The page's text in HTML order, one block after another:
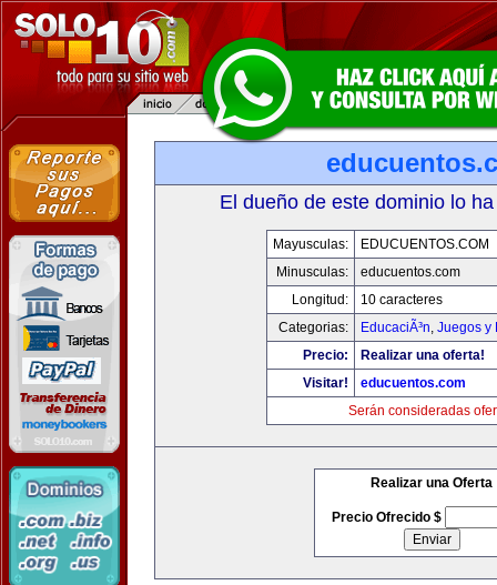
El dueño de este dominio lo
Mayusculas:
EDUCUENTOS.COM
Minusculas:
educuentos.com
Longitud:
10 caracteres
Categorias:
EducaciÃ³n, Juegos y
Precio:
Realizar una oferta!
Visitar!
educuentos.com
Serán consideradas
Realizar una Oferta
Precio Ofrecido $